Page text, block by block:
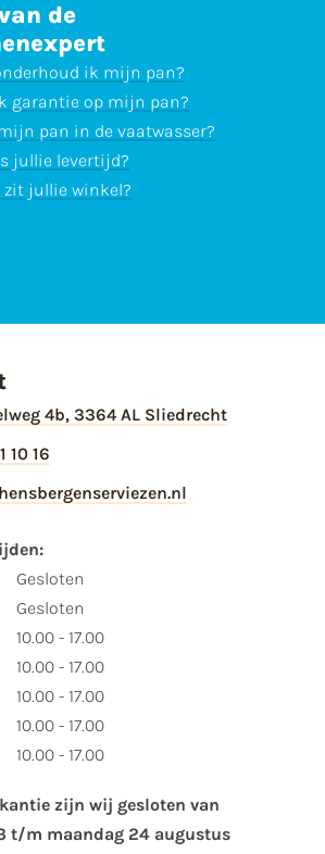
de
ik mijn pan?
garantie op mijn pan?
pan in de vaatwasser?
jullie levertijd?
zit jullie winkel?
4b, 3364 AL Sliedrecht
10 16
Gesloten
Gesloten
10.00 - 17.00
10.00 - 17.00
10.00 - 17.00
10.00 - 17.00
10.00 - 17.00
zijn wij gesloten van
t/m maandag 24 augustus